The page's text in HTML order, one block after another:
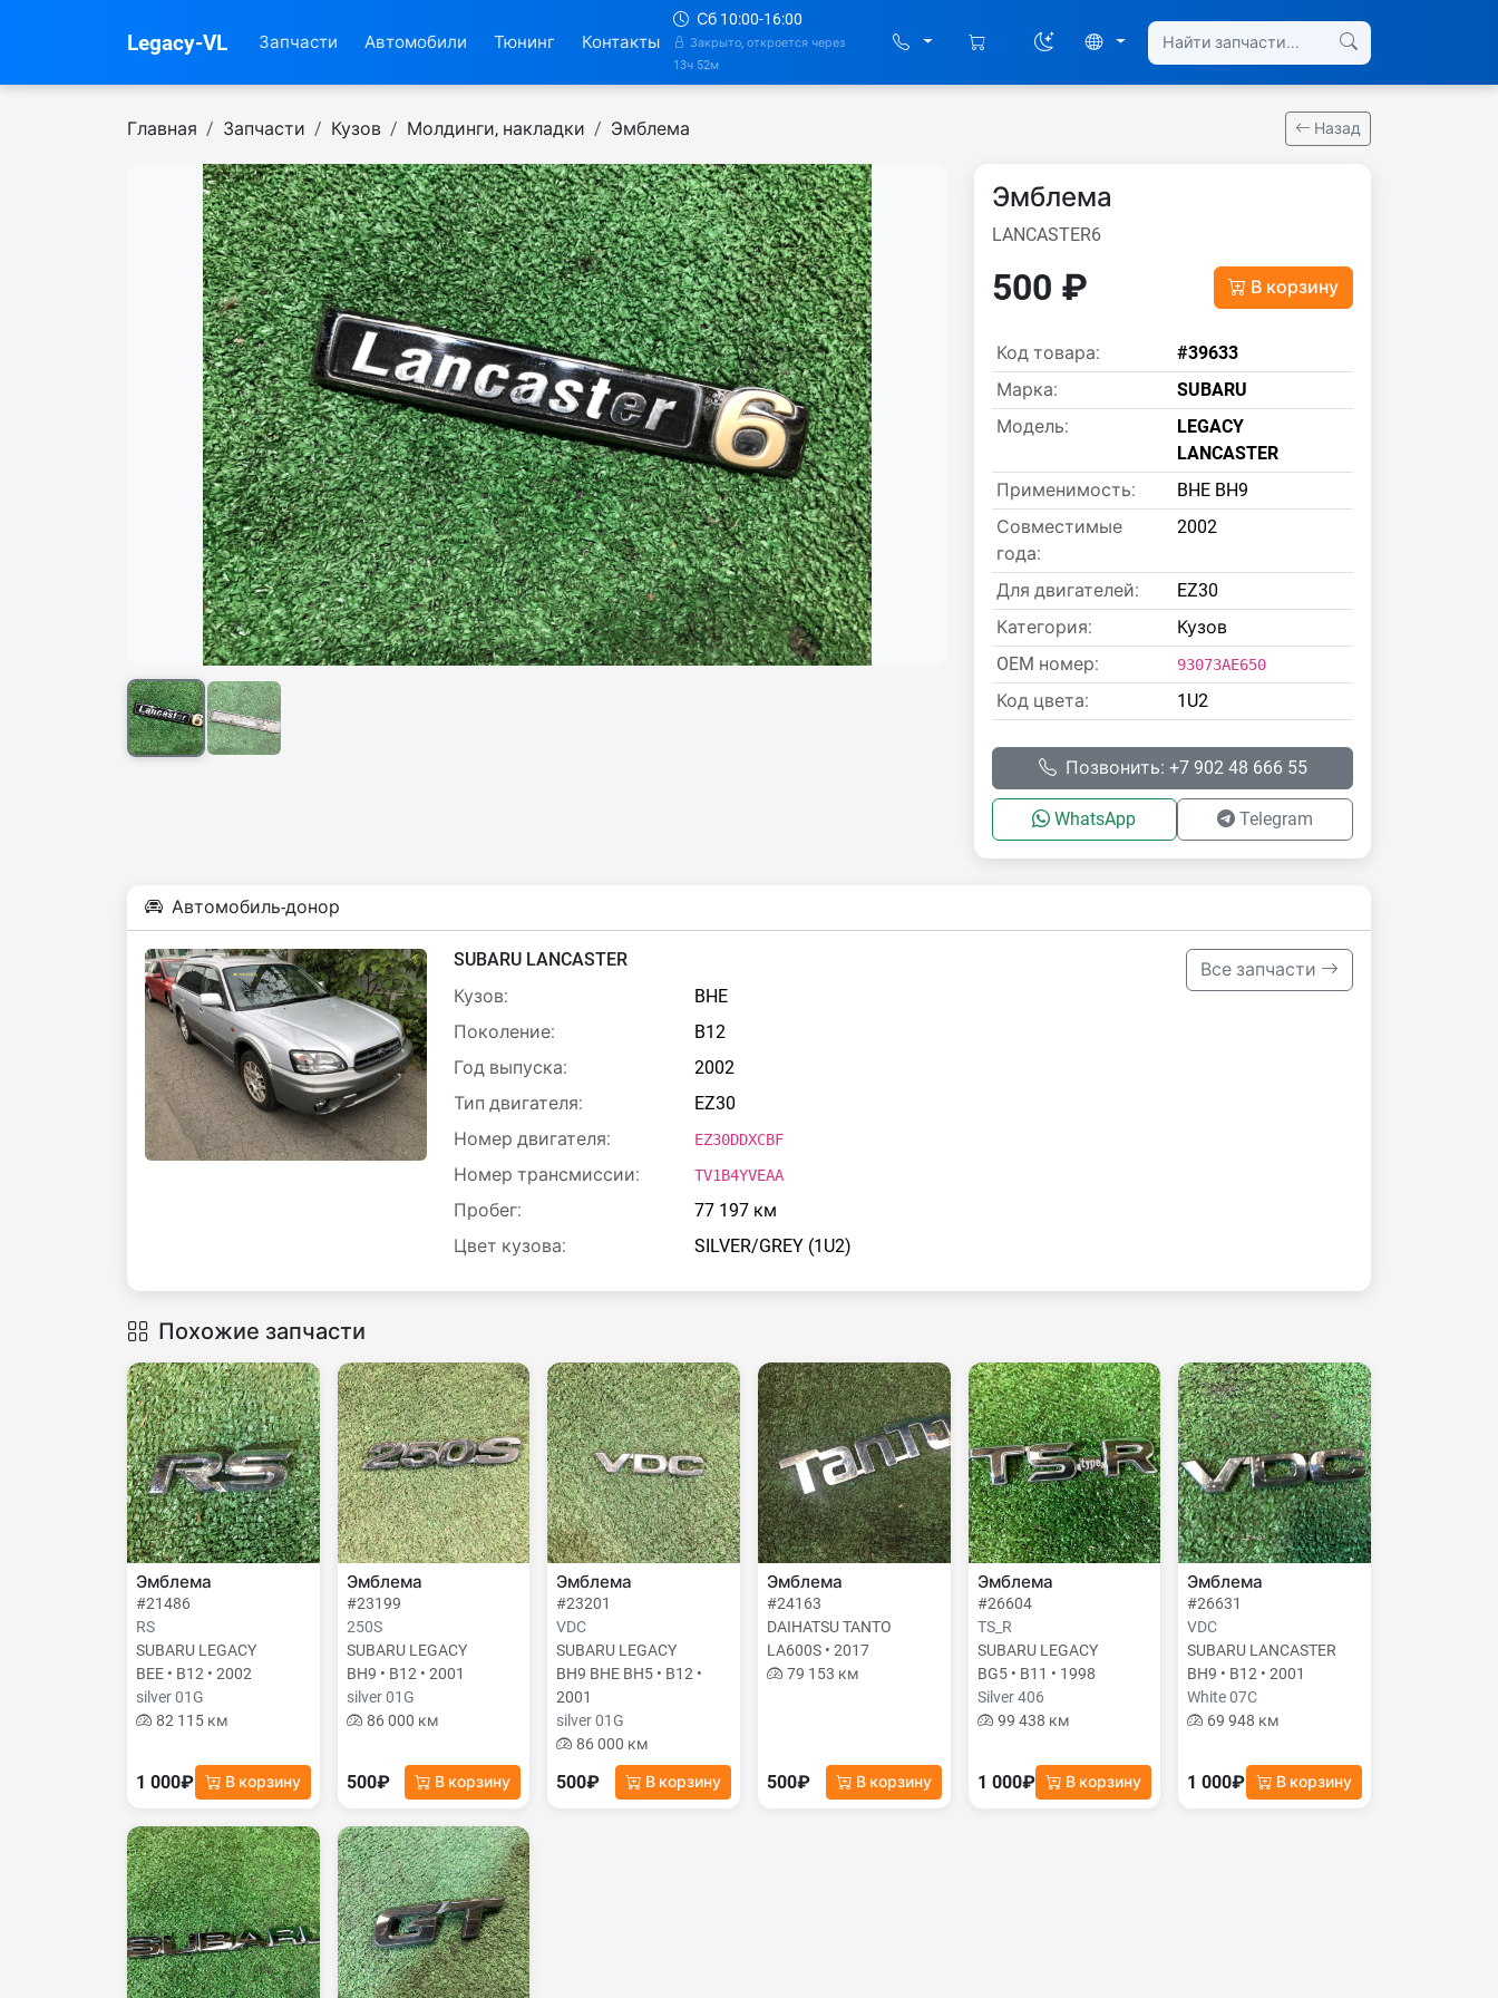
Legacy-VL Запчасти Автомобили Тюнинг Контакты
Сб 10:00-16:00
Закрыто, откроется через
13ч 52м
Главная Запчасти Кузов Молдинги, накладки Эмблема Назад
Эмблема
LANCASTER6
500 ₽ В корзину
Код товара:
#39633
Марка:
SUBARU
Модель:
LEGACY
LANCASTER
Применимость:
BHE BH9
Совместимые
года:
2002
Для двигателей:
EZ30
Категория:
Кузов
OEM номер:
93073AE650
Код цвета: 1U2
Позвонить: +7 902 48 666 55
WhatsApp Telegram
Автомобиль-донор
SUBARU LANCASTER
Кузов:
BHE
Поколение:
B12
Год выпуска:
2002
Тип двигателя:
EZ30
Номер двигателя:
EZ30DDXCBF
Номер трансмиссии: TV1B4YVEAA
Пробег:
77 197 км
Цвет кузова:
SILVER/GREY (1U2)
Все запчасти
Похожие запчасти
Эмблема
#21486
RS
SUBARU LEGACY
BEE • B12 • 2002
silver 01G
82 115 км
1 000₽ В корзину
Эмблема
#23199
250S
SUBARU LEGACY
BH9 • B12 • 2001
silver 01G
86 000 км
500₽ В корзину
Эмблема
#23201
VDC
SUBARU LEGACY
BH9 BHE BH5 • B12 •
2001
silver 01G
86 000 км
500₽ В корзину
Эмблема
#24163
DAIHATSU TANTO
LA600S • 2017
79 153 км
500₽ В корзину
Эмблема
#26604
TS_R
SUBARU LEGACY
BG5 • B11 • 1998
Silver 406
99 438 км
1 000₽ В корзину
Эмблема
#26631
VDC
SUBARU LANCASTER
BH9 • B12 • 2001
White 07C
69 948 км
1 000₽ В корзину